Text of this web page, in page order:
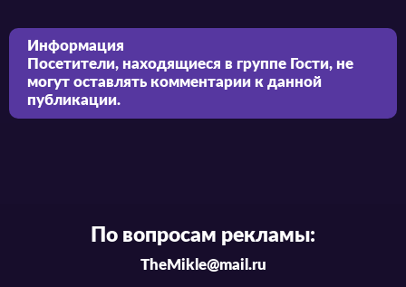
Информация
Посетители, находящиеся в группе Гости, не
могут оставлять комментарии к данной
публикации.
По вопросам рекламы:
TheMikle@mail.ru